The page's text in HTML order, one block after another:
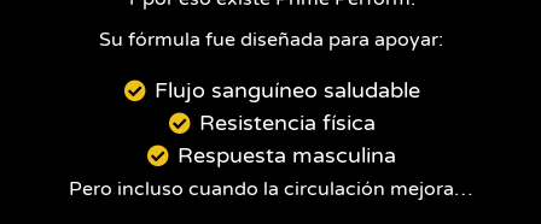
Su fórmula fue diseñada para apoyar:
Flujo sanguíneo saludable
Resistencia física
Respuesta masculina
Pero incluso cuando la circulación mejora…